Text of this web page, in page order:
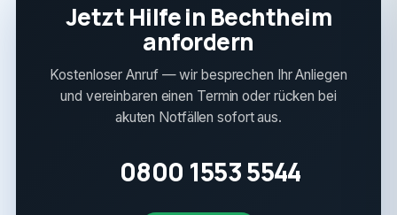
Jetzt Hilfe in Bechtheim
anfordern
Kostenloser Anruf — wir besprechen Ihr Anliegen
und vereinbaren einen Termin oder rücken bei
akuten Notfällen sofort aus.
0800 1553 5544